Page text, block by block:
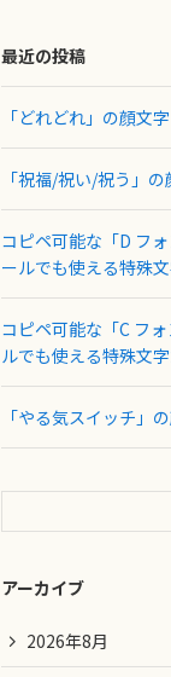
最近の投稿
「どれどれ」の顔文
「祝福/祝い/祝う」の
コピペ可能な「D フ
ールでも使える特殊
コピペ可能な「C フ
ルでも使える特殊文
「やる気スイッチ」
アーカイブ
2026年8月